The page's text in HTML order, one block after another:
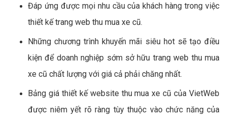
Đáp ứng được mọi nhu cầu của khách hàng trong việc
thiết kế trang web thu mua xe cũ.
Những chương trình khuyến mãi siêu hot sẽ tạo điều
kiện để doanh nghiệp sớm sở hữu trang web thu mua
xe cũ chất lượng với giá cả phải chăng nhất.
Bảng giá thiết kế website thu mua xe cũ của VietWeb
được niêm yết rõ ràng tùy thuộc vào chức năng của